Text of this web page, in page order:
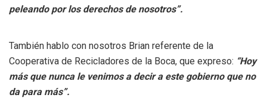
peleando por los derechos de nosotros”.
También hablo con nosotros Brian referente de la
Cooperativa de Recicladores de la Boca, que expreso: “Hoy
más que nunca le venimos a decir a este gobierno que no
da para más”.